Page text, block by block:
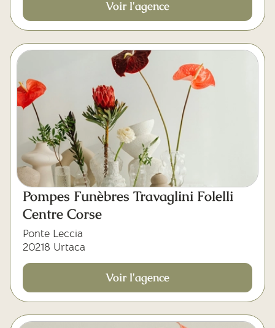
Voir l'agence
Pompes Funèbres Travaglini Folelli
Centre Corse
Ponte Leccia
20218 Urtaca
Voir l'agence